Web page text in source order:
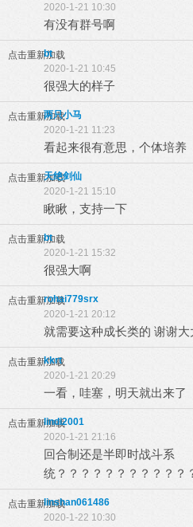
2020-1-21 10:30
有没有群号啊
点击重新加载
bt
2020-1-21 10:45
很强大的样子
点击重新加载
两只小马
2020-1-21 11:23
看起来很有意思，个体培养
点击重新加载
天绝剑仙
2020-1-21 15:10
瞅瞅，支持一下
点击重新加载
bt
2020-1-21 15:32
很强大啊
点击重新加载rohai779srx
2020-1-21 20:12
就需要这种成长类的 谢谢大
点击重新加载
kkrt
2020-1-21 20:29
一看，哇塞，明天就出来了
点击重新加载lindi2001
2020-1-21 21:16
回合制还是半即时战斗系
统？？？？？？？？？？？
点击重新加载linshan061486
2020-1-22 10:30